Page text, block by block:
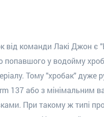
від команди Лакі Джон є
попавшого у водойму
Тому "хробак" дуже
137 або з
При такому ж типі